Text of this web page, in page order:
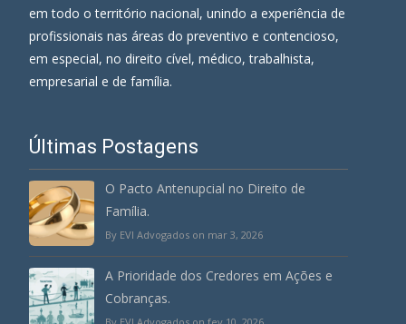
em todo o território nacional, unindo a experiência de
profissionais nas áreas do preventivo e contencioso,
em especial, no direito cível, médico, trabalhista,
empresarial e de família.
Últimas Postagens
O Pacto Antenupcial no Direito de
Família.
By EVI Advogados on mar 3, 2026
A Prioridade dos Credores em Ações e
Cobranças.